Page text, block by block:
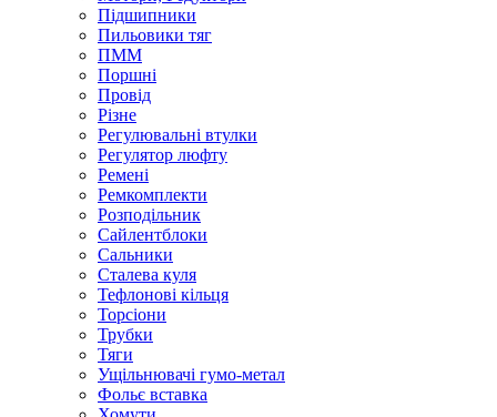
Підшипники
Пильовики тяг
ПММ
Поршні
Провід
Різне
Регулювальні втулки
Регулятор люфту
Ремені
Ремкомплекти
Розподільник
Сайлентблоки
Сальники
Сталева куля
Тефлонові кільця
Торсіони
Трубки
Тяги
Ущільнювачі гумо-метал
Фольє вставка